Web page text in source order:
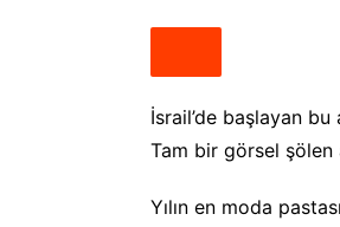
İsrail’de başlayan
Tam bir görsel şölen
Yılın en moda